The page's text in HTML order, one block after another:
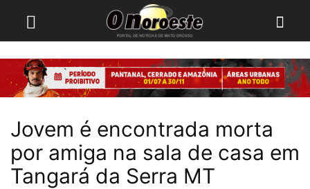
Jovem é encontrada morta
por amiga na sala de casa em
Tangará da Serra MT